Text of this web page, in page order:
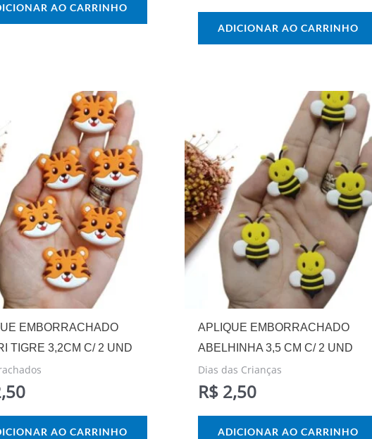
AO CARRINHO
ADICIONAR AO CARRINHO
EMBORRACHADO
TIGRE 3,2CM C/ 2 UND
AO CARRINHO
APLIQUE EMBORRACHADO
ABELHINHA 3,5 CM C/ 2 UND
Dias das Crianças
R$ 2,50
ADICIONAR AO CARRINHO